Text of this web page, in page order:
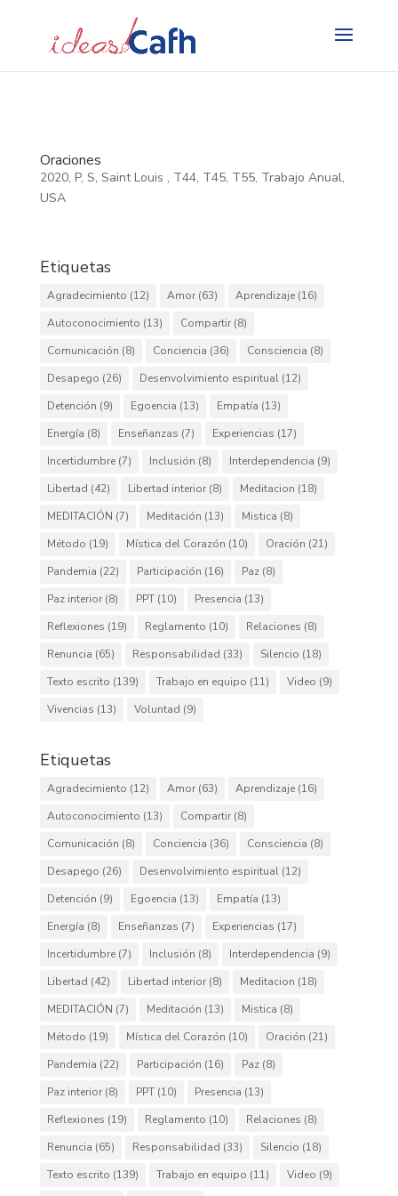
Oraciones
2020, P, S, Saint Louis , T44, T45, T55, Trabajo Anual,
USA
Etiquetas
Agradecimiento (12) Amor(63) Aprendizaje(16)
Autoconocimiento (13) Compartir(8)
Comunicación (8) Conciencia (36) Consciencia (8)
Desapego (26) Desenvolvimiento espiritual(12)
Detención (9) Egoencia (13) Empatía (13)
Energía (8) Enseñanzas (7) Experiencias (17)
Incertidumbre(7) Inclusión (8) Interdependencia (9)
Libertad (42) Libertad interior(8) Meditacion (18)
MEDITACIÓN (7) Meditación (13) Mistica (8)
Método (19) Mística del Corazón (10) Oración (21)
Pandemia (22) Participación (16) Paz(8)
Paz interior(8) PPT(10) Presencia (13)
Reflexiones (19) Reglamento (10) Relaciones (8)
Renuncia (65) Responsabilidad (33) Silencio (18)
Texto escrito (139) Trabajo en equipo (11) Video (9)
Vivencias (13) Voluntad (9)
Etiquetas
Agradecimiento (12) Amor(63) Aprendizaje(16)
Autoconocimiento (13) Compartir(8)
Comunicación (8) Conciencia (36) Consciencia (8)
Desapego (26) Desenvolvimiento espiritual(12)
Detención (9) Egoencia (13) Empatía (13)
Energía (8) Enseñanzas (7) Experiencias (17)
Incertidumbre(7) Inclusión (8) Interdependencia (9)
Libertad (42) Libertad interior(8) Meditacion (18)
MEDITACIÓN (7) Meditación (13) Mistica (8)
Método (19) Mística del Corazón (10) Oración (21)
Pandemia (22) Participación (16) Paz(8)
Paz interior(8) PPT(10) Presencia (13)
Reflexiones (19) Reglamento (10) Relaciones (8)
Renuncia (65) Responsabilidad (33) Silencio (18)
Texto escrito (139) Trabajo en equipo (11) Video (9)